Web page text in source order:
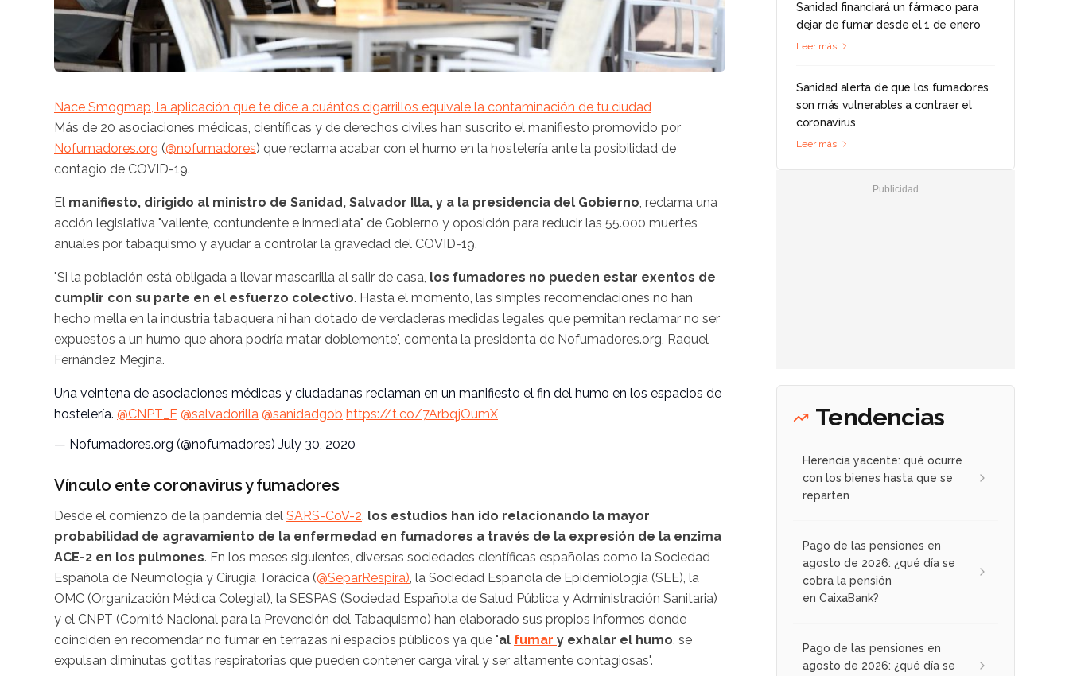
Nace Smogmap, la aplicación que te dice a cuántos cigarrillos equivale la contaminación de tu ciudad
Más de 20 asociaciones médicas, científicas y de derechos civiles han suscrito el manifiesto promovido por
Nofumadores.org (@nofumadores) que reclama acabar con el humo en la hostelería ante la posibilidad de
contagio de COVID-19.
El manifiesto, dirigido al ministro de Sanidad, Salvador Illa, y a la presidencia del Gobierno , reclama una
acción legislativa "valiente, contundente e inmediata" de Gobierno y oposición para reducir las 55.000 muertes
anuales por tabaquismo y ayudar a controlar la gravedad del COVID-19.
"Si la población está obligada a llevar mascarilla al salir de casa, los fumadores no pueden estar exentos de
cumplir con su parte en el esfuerzo colectivo. Hasta el momento, las simples recomendaciones no han
hecho mella en la industria tabaquera ni han dotado de verdaderas medidas legales que permitan reclamar no ser
expuestos a un humo que ahora podría matar doblemente", comenta la presidenta de Nofumadores.org, Raquel
Fernández Megina.
Una veintena de asociaciones médicas y ciudadanas reclaman en un manifiesto el fin del humo en los espacios de
hostelería. @CNPT_E @salvadorilla @sanidadgob https://t.co/7ArbqjOumX
— Nofumadores.org (@nofumadores) July 30, 2020
Vínculo ente coronavirus y fumadores
Desde el comienzo de la pandemia del SARS-CoV-2 los estudios han ido relacionando la mayor
probabilidad de agravamiento de la enfermedad en fumadores a través de la expresión de la enzima
ACE-2 en los pulmones. En los meses siguientes, diversas sociedades científicas españolas como la Sociedad
Española de Neumología y Cirugía Torácica (@SeparRespira) , la Sociedad Española de Epidemiología (SEE), la
OMC (Organización Médica Colegial), la SESPAS (Sociedad Española de Salud Pública y Administración Sanitaria)
y el CNPT (Comité Nacional para la Prevención del Tabaquismo) han elaborado sus propios informes donde
coinciden en recomendar no fumar en terrazas ni espacios públicos ya que "al fumar y exhalar el humo , se
expulsan diminutas gotitas respiratorias que pueden contener carga viral y ser altamente contagiosas".
Sanidad financiará un fármaco para
dejar de fumar desde el 1 de enero
Leer más
Sanidad alerta de que los fumadores
son más vulnerables a contraer el
coronavirus
Leer más
Tendencias
Herencia yacente: qué ocurre
con los bienes hasta que se
reparten
Pago de las pensiones en
agosto de 2026: ¿qué día se
cobra la pensión
en CaixaBank?
Pago de las pensiones en
agosto de 2026: ¿qué día se